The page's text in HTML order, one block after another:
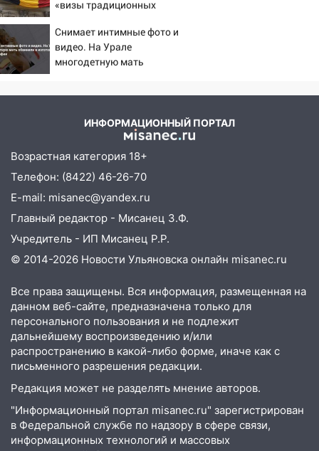
13:54
Хотел «подарить жене машину»,
но едва не отдал мошенникам 530
тысяч рублей
13:30
Пять встреч и почти 5 млн рублей:
курьеру мошенников
На Московском шоссе Opel не
уступил дорогу и столкнулся с Kia:
водитель госпитализирован
13:01 В Засвияжье Skoda сбила
женщину на пешеходном переходе
12:49 В Заволжье Hyundai сбил 68-
летнюю женщину на пешеходном
переходе
велосипедиста на перекрёстке
12:21 Заволжье ушло под воду после
ливня: дорожникам пришлось срочно
расчищать ливнёвки
Ульяновске планируют открыть к
сентябрю
10:25 Курьер мошенников из Казани
«визы традиционных
РФ
Снимает интимные фото и
видео. На Урале
многодетную мать
ИНФОРМАЦИОННЫЙ ПОРТАЛ
Возрастная категория 18+
Телефон: (8422) 46-26-70
E-mail: misanec@yandex.ru
Главный редактор - Мисанец З.Ф.
Учредитель - ИП Мисанец Р.Р.
© 2014-2026 Новости Ульяновска онлайн misanec.ru
Все права защищены. Вся информация, размещенная на
данном веб-сайте, предназначена только для
персонального пользования и не подлежит
дальнейшему воспроизведению и/или
распространению в какой-либо форме, иначе как с
письменного разрешения редакции.
Редакция может не разделять мнение авторов.
"Информационный портал misanec.ru" зарегистрирован
в Федеральной службе по надзору в сфере связи,
информационных технологий и массовых